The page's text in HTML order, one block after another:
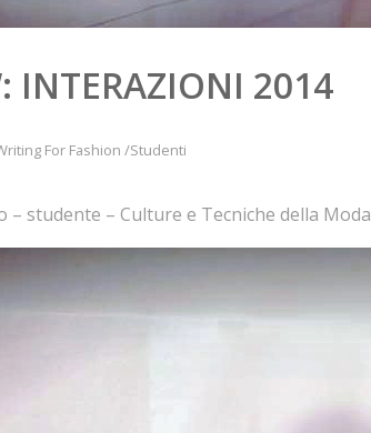
INTERAZIONI 2014
For Fashion /Studenti
– studente – Culture e Tecniche della Moda